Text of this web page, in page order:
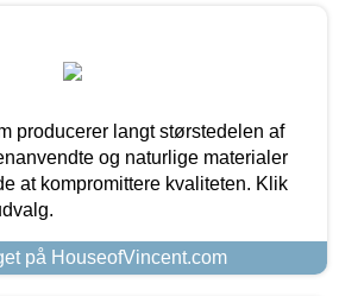
producerer langt størstedelen af
og naturlige materialer
at kompromittere kvaliteten. Klik
på HouseofVincent.com